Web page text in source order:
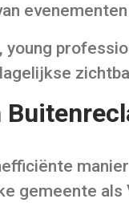
gemeente als